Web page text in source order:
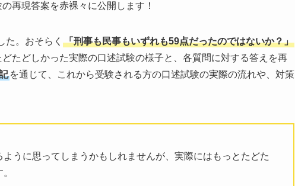
再現答案を赤裸々に公開します！
た。おそらく 「刑事も民事もいずれも59点だったのではないか？」
たどしかった実際の口述試験の様子と、各質問に対する答えを再
を通じて、これから受験される方の口述試験の実際の流れや、対策
うに思ってしまうかもしれませんが、実際にはもっとたどた